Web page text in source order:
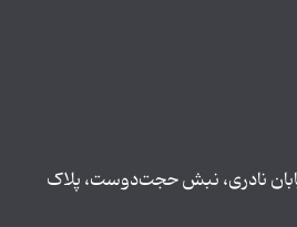
نادری، نبش حجت‌دوست، پلاک